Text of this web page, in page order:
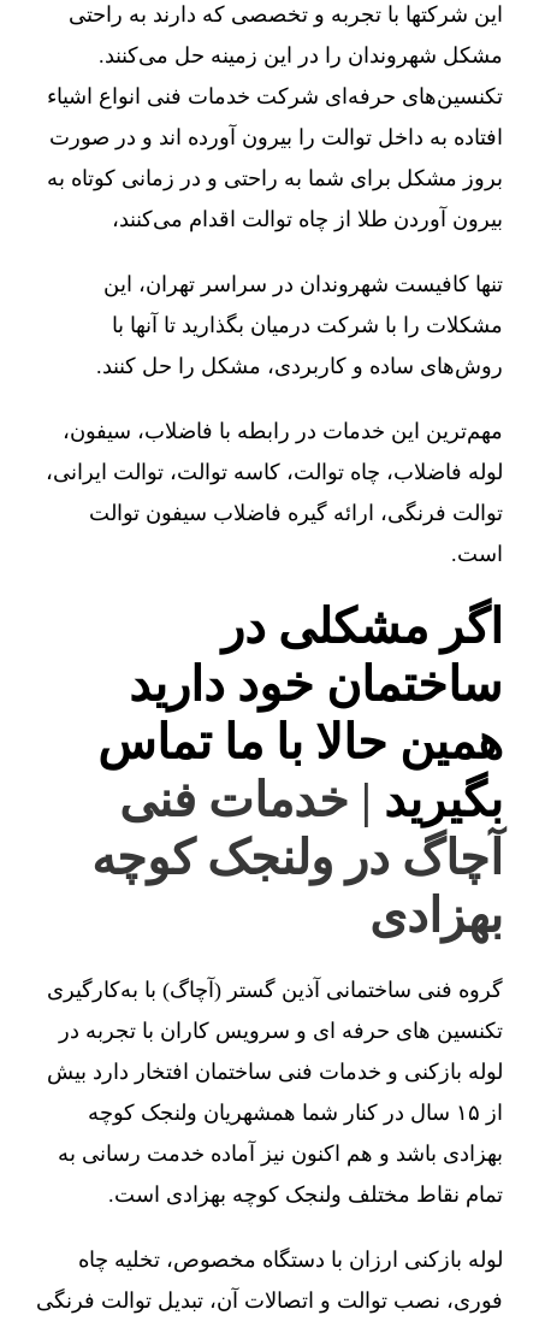
این شرکتها با تجربه و تخصصی که دارند به راحتی
مشکل شهروندان را در این زمینه حل می‌کنند.
تکنسین‌های حرفه‌ای شرکت خدمات فنی انواع اشیاء
افتاده به داخل توالت را بیرون آورده اند و در صورت
بروز مشکل برای شما به راحتی و در زمانی کوتاه به
بیرون آوردن طلا از چاه توالت اقدام می‌کنند،
تنها کافیست شهروندان در سراسر تهران، این
مشکلات را با شرکت درمیان بگذارید تا آنها با
روش‌های ساده و کاربردی، مشکل را حل کنند.
مهم‌ترین این خدمات در رابطه با فاضلاب، سیفون،
لوله فاضلاب، چاه توالت، کاسه توالت، توالت ایرانی،
توالت فرنگی، ارائه گیره فاضلاب سیفون توالت
است.
اگر مشکلی در
ساختمان خود دارید
همین حالا با ما تماس
بگیرید | خدمات فنی
آچاگ در ولنجک کوچه
بهزادی
گروه فنی ساختمانی آذین گستر (آچاگ) با به‌کارگیری
تکنسین های حرفه ای و سرویس کاران با تجربه در
لوله بازکنی و خدمات فنی ساختمان افتخار دارد بیش
از ۱۵ سال در کنار شما همشهریان ولنجک کوچه
بهزادی باشد و هم اکنون نیز آماده خدمت رسانی به
تمام نقاط مختلف ولنجک کوچه بهزادی است.
لوله بازکنی ارزان با دستگاه مخصوص، تخلیه چاه
فوری، نصب توالت و اتصالات آن، تبدیل توالت فرنگی